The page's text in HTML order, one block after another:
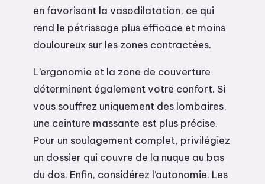
en favorisant la vasodilatation, ce qui
rend le pétrissage plus efficace et moins
douloureux sur les zones contractées.
L’ergonomie et la zone de couverture
déterminent également votre confort. Si
vous souffrez uniquement des lombaires,
une ceinture massante est plus précise.
Pour un soulagement complet, privilégiez
un dossier qui couvre de la nuque au bas
du dos. Enfin, considérez l’autonomie. Les